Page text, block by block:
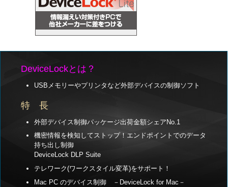
DeviceLockとは？
USBメモリーやプリンタなど外部デバイスの制御ソフト
特 長
外部デバイス制御パッケージ出荷金額シェアNo.1
機密情報を検知してストップ！エンドポイントでのデータ
持ち出し制御
DeviceLock DLP Suite
テレワーク(ワークスタイル変革)をサポート！
Mac PC のデバイス制御 －DeviceLock for Mac－